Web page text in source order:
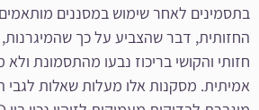
בתסמינים לאחר שימוש במסננים
החזותית, דבר שהצביע על כך שהמיגרנות,
חזותי והקושי בריכוז נבעו מהתסמונת
אמיתית. מסקנות אלו מעלות שאלות לגבי